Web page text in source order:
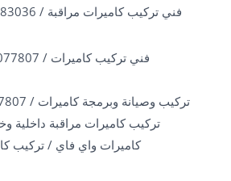
تركيب وصيانة وبرمجة كاميرات / 96077807 / فني بالكويت
كاميرات واي فاي / تركيب